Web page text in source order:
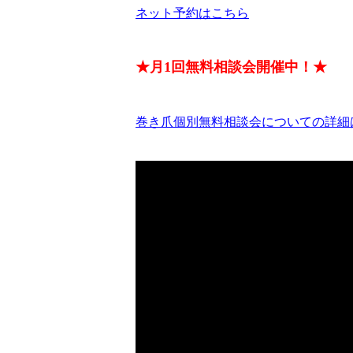
ネット予約はこちら
★月1回無料相談会開催中！★
巻き爪個別無料相談会についての詳細